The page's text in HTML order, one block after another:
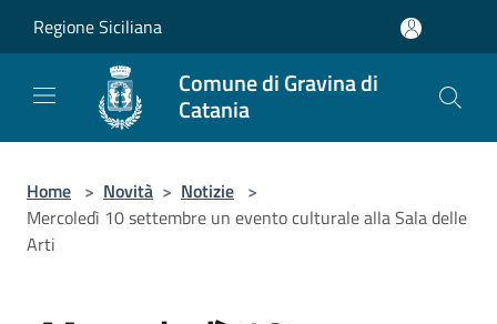
Regione Siciliana
Comune di Gravina di
Catania
Home > Novità > Notizie >
Mercoledì 10 settembre un evento culturale alla Sala delle
Arti